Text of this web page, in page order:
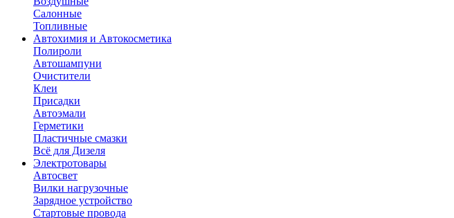
Салонные
Топливные
Автохимия и Автокосметика
Полироли
Автошампуни
Очистители
Клеи
Присадки
Автоэмали
Герметики
Пластичные смазки
Всё для Дизеля
Электротовары
Автосвет
Вилки нагрузочные
Зарядное устройство
Стартовые провода